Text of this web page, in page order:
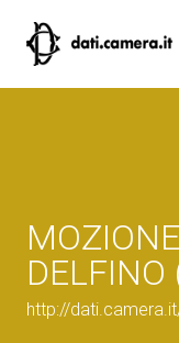
http://